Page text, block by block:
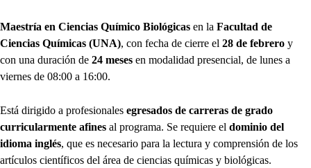
Maestría en Ciencias Químico Biológicas en la Facultad de
Ciencias Químicas (UNA), con fecha de cierre el 28 de febrero y
con una duración de 24 meses en modalidad presencial, de lunes a
viernes de 08:00 a 16:00.
Está dirigido a profesionales egresados de carreras de grado
curricularmente afines al programa. Se requiere el dominio del
idioma inglés, que es necesario para la lectura y comprensión de los
artículos científicos del área de ciencias químicas y biológicas.